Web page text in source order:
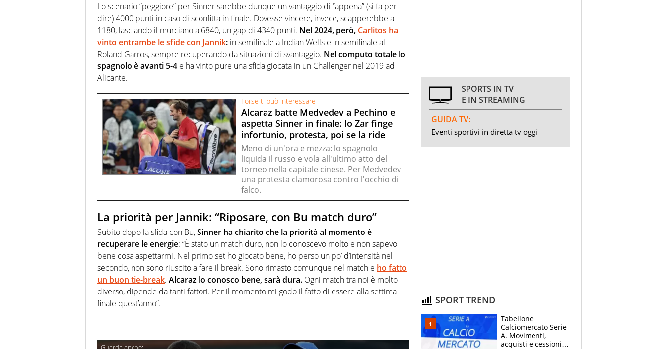
Lo scenario “peggiore” per Sinner sarebbe dunque un vantaggio di “appena” (si fa per
dire) 4000 punti in caso di sconfitta in finale. Dovesse vincere, invece, scapperebbe a
1180, lasciando il murciano a 6840, un gap di 4340 punti. Nel 2024, però, Carlitos ha
vinto entrambe le sfide con Jannik: in semifinale a Indian Wells e in semifinale al
Roland Garros, sempre recuperando da situazioni di svantaggio. Nel computo totale lo
spagnolo è avanti 5-4 e ha vinto pure una sfida giocata in un Challenger nel 2019 ad
Alicante.
Forse ti può interessare
Alcaraz batte Medvedev a Pechino e
aspetta Sinner in finale: lo Zar finge
infortunio, protesta, poi se la ride
Meno di un'ora e mezza: lo spagnolo
liquida il russo e vola all'ultimo atto del
torneo nella capitale cinese. Per Medvedev
una protesta clamorosa contro l'occhio di
falco.
La priorità per Jannik: “Riposare, con Bu match duro”
Subito dopo la sfida con Bu,Sinner ha chiarito che la priorità al momento è
recuperare le energie: “È stato un match duro, non lo conoscevo molto e non sapevo
bene cosa aspettarmi. Nel primo set ho giocato bene, ho perso un po’ d’intensità nel
secondo, non sono riuscito a fare il break. Sono rimasto comunque nel match e ho fatto
un buon tie-break. Alcaraz lo conosco bene, sarà dura. Ogni match tra noi è molto
diverso, dipende da tanti fattori. Per il momento mi godo il fatto di essere alla settima
finale quest’anno”.
SPORTS IN TV
E IN STREAMING
GUIDA TV:
Eventi sportivi in diretta tv oggi
SPORT TREND
Tabellone
Calciomercato Serie
A. Movimenti,
acquisti e cessioni: